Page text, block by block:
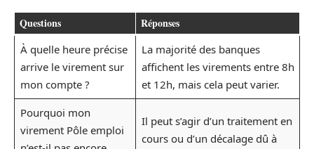
Questions Réponses
À quelle heure précise
arrive le virement sur
mon compte ?
La majorité des banques
affichent les virements entre 8h
et 12h, mais cela peut varier.
Pourquoi mon
virement Pôle emploi
Il peut s’agir d’un traitement en
cours ou d’un décalage dû à